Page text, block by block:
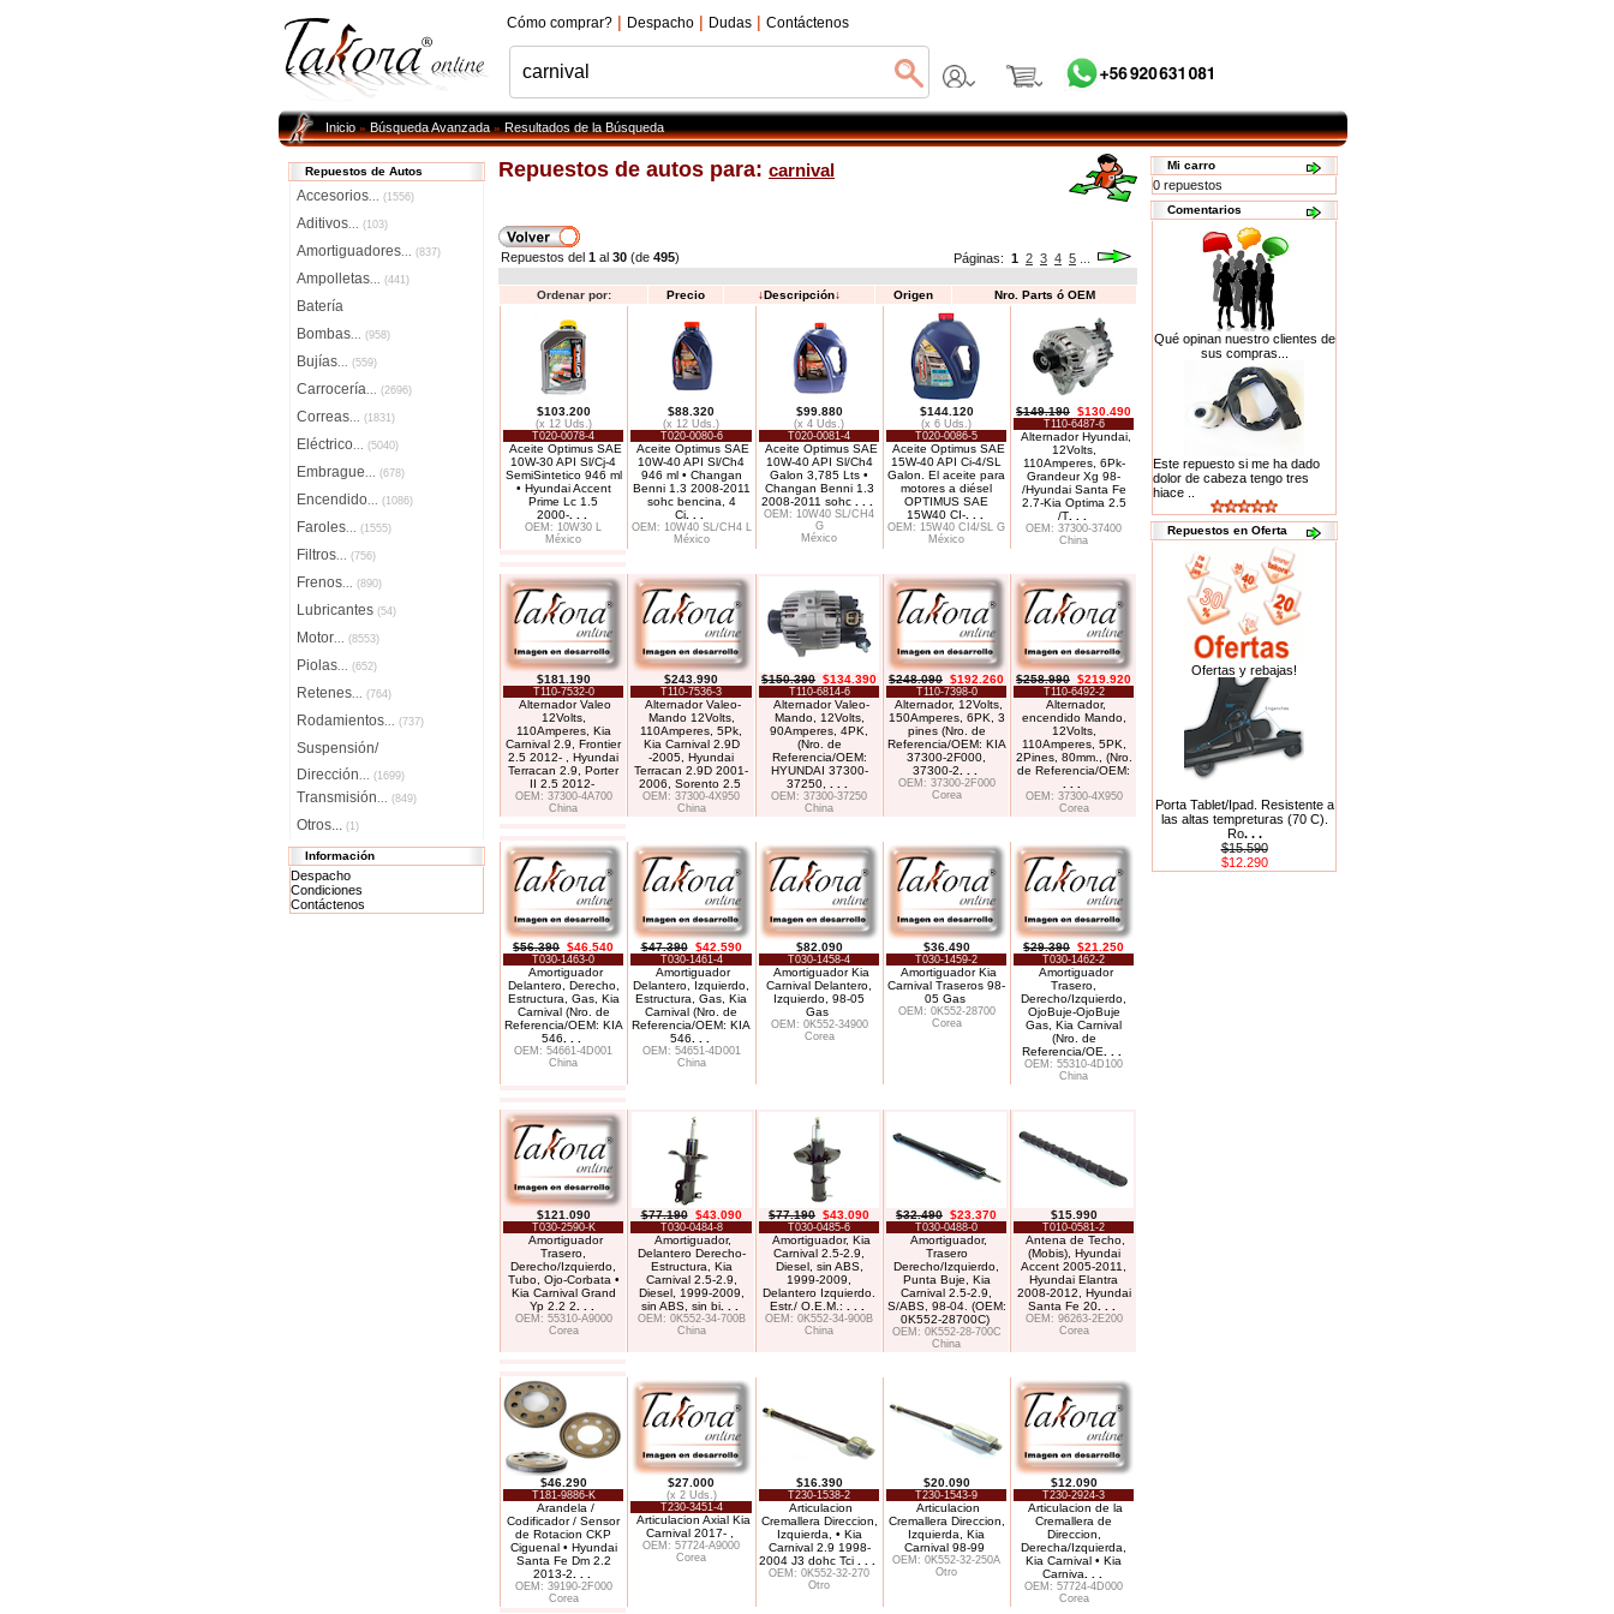
Cómo comprar? | Despacho | Dudas | Contáctenos
Inicio»Búsqueda Avanzada»Resultados de la Búsqueda
Repuestos de Autos
Accesorios... (1556)
Aditivos... (103)
Amortiguadores... (837)
Ampolletas... (441)
Batería
Bombas... (958)
Bujías... (559)
Carrocería... (2696)
Correas... (1831)
Eléctrico... (5040)
Embrague... (678)
Encendido... (1086)
Faroles... (1555)
Filtros... (756)
Frenos... (890)
Lubricantes (54)
Motor... (8553)
Piolas... (652)
Retenes... (764)
Rodamientos... (737)
Suspensión/
Dirección... (1699)
Transmisión... (849)
Otros... (1)
Información
Despacho
Condiciones
Contáctenos
Repuestos de autos para: carnival
Repuestos del 1 al 30 (de 495) Páginas: 1 2 3 4 5
Ordenar por: Precio ↓Descripción↓ Origen Nro. Parts ó OEM
$103.200
(x 12 Uds.)
T020-0078-4
Aceite Optimus SAE
10W-30 API Sl/Cj-4
SemiSintetico 946 ml
• Hyundai Accent
Prime Lc 1.5
2000-. . .
OEM: 10W30 L
México
$88.320
(x 12 Uds.)
T020-0080-6
Aceite Optimus SAE
10W-40 API Sl/Ch4
946 ml • Changan
Benni 1.3 2008-2011
sohc bencina, 4
Ci
OEM: 10W40 SL/CH4 L
México
$99.880
(x 4 Uds.)
T020-0081-4
Aceite Optimus SAE
10W-40 API Sl/Ch4
Galon 3,785 Lts •
Changan Benni 1.3
2008-2011 sohc
OEM: 10W40 SL/CH4
G
México
$144.120
(x 6 Uds.)
T020-0086-5
Aceite Optimus SAE
15W-40 API Ci-4/SL
Galon. El aceite para
motores a diésel
OPTIMUS SAE
15W40 CI-. . .
OEM: 15W40 CI4/SL G
México
$149.190 $130.490
T110-6487-6
Alternador Hyundai,
12Volts,
110Amperes, 6Pk-
Grandeur Xg 98-
/Hyundai Santa Fe
2.7-Kia Optima 2.5
/T. . .
OEM: 37300-37400
China
$181.190
T110-7532-0
Alternador Valeo
12Volts,
110Amperes, Kia
Carnival 2.9, Frontier
2.5 2012- , Hyundai
Terracan 2.9, Porter
II 2.5 2012-
OEM: 37300-4A700
China
$243.990
T110-7536-3
Alternador Valeo-
Mando 12Volts,
110Amperes, 5Pk,
Kia Carnival 2.9D
-2005, Hyundai
Terracan 2.9D 2001-
2006, Sorento 2.5
OEM: 37300-4X950
China
$150.390 $134.390
T110-6814-6
Alternador Valeo-
Mando, 12Volts,
90Amperes, 4PK,
(Nro. de
Referencia/OEM:
HYUNDAI 37300-
37250,
OEM: 37300-37250
China
$248.090 $192.260
T110-7398-0
Alternador, 12Volts,
150Amperes, 6PK, 3
pines (Nro. de
Referencia/OEM: KIA
37300-2F000,
37300-2
OEM: 37300-2F000
Corea
$258.990 $219.920
T110-6492-2
Alternador,
encendido Mando,
12Volts,
110Amperes, 5PK,
2Pines, 80mm., (Nro.
de Referencia/OEM:
OEM: 37300-4X950
Corea
$56.390 $46.540
T030-1463-0
Amortiguador
Delantero, Derecho,
Estructura, Gas, Kia
Carnival (Nro. de
Referencia/OEM: KIA
546
OEM: 54661-4D001
China
$47.390 $42.590
T030-1461-4
Amortiguador
Delantero, Izquierdo,
Estructura, Gas, Kia
Carnival (Nro. de
Referencia/OEM: KIA
546
OEM: 54651-4D001
China
$82.090
T030-1458-4
Amortiguador Kia
Carnival Delantero,
Izquierdo, 98-05
Gas
OEM: 0K552-34900
Corea
$36.490
T030-1459-2
Amortiguador Kia
Carnival Traseros 98-
05 Gas
OEM: 0K552-28700
Corea
$29.390 $21.250
T030-1462-2
Amortiguador
Trasero,
Derecho/Izquierdo,
OjoBuje-OjoBuje
Gas, Kia Carnival
(Nro. de
Referencia/OE
OEM: 55310-4D100
China
$121.090
T030-2590-K
Amortiguador
Trasero,
Derecho/Izquierdo,
Tubo, Ojo-Corbata •
Kia Carnival Grand
Yp 2.2 2
OEM: 55310-A9000
Corea
$77.190 $43.090
T030-0484-8
Amortiguador,
Delantero Derecho-
Estructura, Kia
Carnival 2.5-2.9,
Diesel, 1999-2009,
sin ABS, sin bi. . .
OEM: 0K552-34-700B
China
$77.190 $43.090
T030-0485-6
Amortiguador, Kia
Carnival 2.5-2.9,
Diesel, sin ABS,
1999-2009,
Delantero Izquierdo.
Estr./ O.E.M.:
OEM: 0K552-34-900B
China
$32.490 $23.370
T030-0488-0
Amortiguador,
Trasero
Derecho/Izquierdo,
Punta Buje, Kia
Carnival 2.5-2.9,
S/ABS, 98-04. (OEM:
0K552-28700C)
OEM: 0K552-28-700C
China
$15.990
T010-0581-2
Antena de Techo,
(Mobis), Hyundai
Accent 2005-2011,
Hyundai Elantra
2008-2012, Hyundai
Santa Fe 20
OEM: 96263-2E200
Corea
$46.290
T181-9886-K
Arandela /
Codificador / Sensor
de Rotacion CKP
Ciguenal • Hyundai
Santa Fe Dm 2.2
2013-2
OEM: 39190-2F000
Corea
$27.000
(x 2 Uds.)
T230-3451-4
Articulacion Axial Kia
Carnival 2017- ,
OEM: 57724-A9000
Corea
$16.390
T230-1538-2
Articulacion
Cremallera Direccion,
Izquierda, • Kia
Carnival 2.9 1998-
2004 J3 dohc Tci
OEM: 0K552-32-270
Otro
$20.090
T230-1543-9
Articulacion
Cremallera Direccion,
Izquierda, Kia
Carnival 98-99
OEM: 0K552-32-250A
Otro
$12.090
T230-2924-3
Articulacion de la
Cremallera de
Direccion,
Derecha/Izquierda,
Kia Carnival • Kia
Carniva
OEM: 57724-4D000
Corea
Mi carro
0 repuestos
Comentarios
Qué opinan nuestro clientes de
sus compras...
Este repuesto si me ha dado
dolor de cabeza tengo tres
hiace ..
Repuestos en Oferta
Ofertas y rebajas!
Porta Tablet/Ipad. Resistente a
las altas tempreturas (70 C).
Ro. . .
$15.590
$12.290